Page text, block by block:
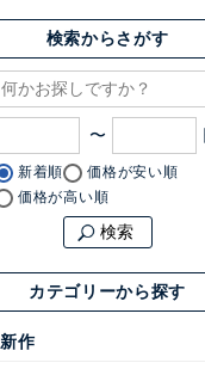
検索からさがす
〜
新着順
価格が安い順
価格が高い順
検索
カテゴリーから探す
新作